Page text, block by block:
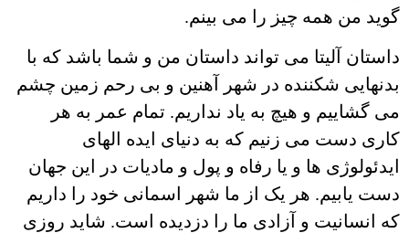
گوید من همه چیز را می بینم.
داستان آلیتا می تواند داستان من و شما باشد که با
بدنهایی شکننده در شهر آهنین و بی رحم زمین چشم
می گشاییم و هیچ به یاد نداریم. تمام عمر به هر
کاری دست می زنیم که به دنیای ایده الهای
ایدئولوژی ها و یا رفاه و پول و مادیات در این جهان
دست یابیم. هر یک از ما شهر اسمانی خود را داریم
که انسانیت و آزادی ما را دزدیده است. شاید روزی